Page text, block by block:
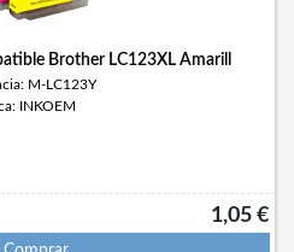
Brother LC123XL Amarill
M-LC123Y
INKOEM
1,05 €